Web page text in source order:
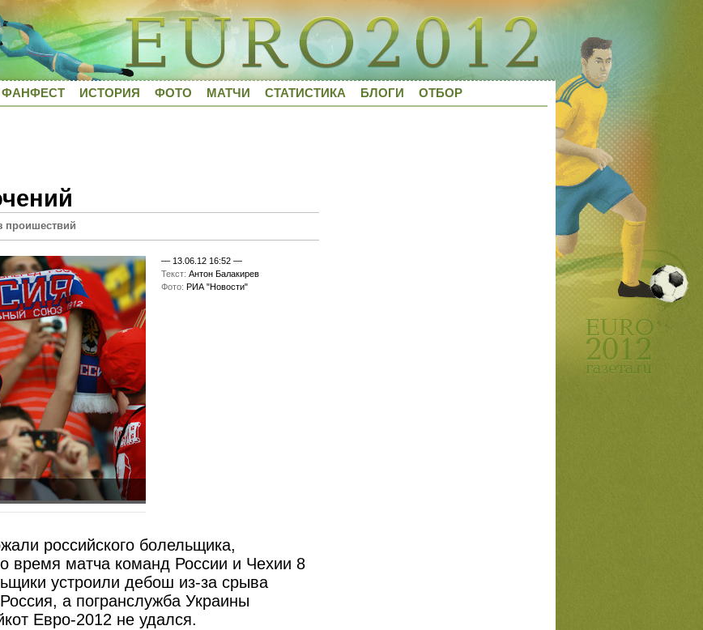
ФАНФЕСТ ИСТОРИЯ ФОТО МАТЧИ СТАТИСТИКА БЛОГИ ОТБОР
проишествий
— 13.06.12 16:52 —
Текст: Антон Балакирев
Фото: РИА "Новости"
российского болельщика,
время матча команд России и Чехии 8
устроили дебош из-за срыва
а погранслужба Украины
Евро-2012 не удался.